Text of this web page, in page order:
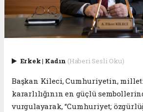
Erkek| Kadın (Haberi Sesli Oku)
Başkan Kileci, Cumhuriyetin,
kararlılığının en güçlü
vurgulayarak, “Cumhuriyet;